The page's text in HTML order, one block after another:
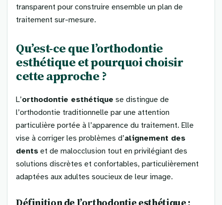
transparent pour construire ensemble un plan de
traitement sur-mesure.
Qu’est-ce que l’orthodontie
esthétique et pourquoi choisir
cette approche ?
L’orthodontie esthétique se distingue de
l’orthodontie traditionnelle par une attention
particulière portée à l’apparence du traitement. Elle
vise à corriger les problèmes d’alignement des
dents et de malocclusion tout en privilégiant des
solutions discrètes et confortables, particulièrement
adaptées aux adultes soucieux de leur image.
Définition de l’orthodontie esthétique :